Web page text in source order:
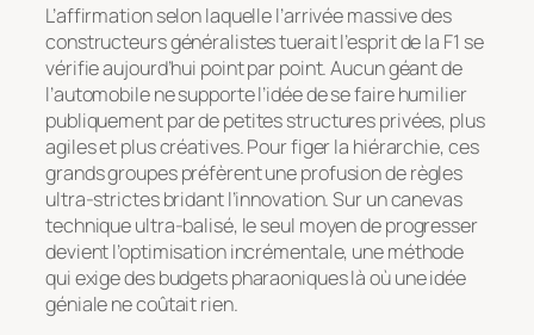
L’affirmation selon laquelle l’arrivée massive des
constructeurs généralistes tuerait l’esprit de la F1 se
vérifie aujourd’hui point par point. Aucun géant de
l’automobile ne supporte l’idée de se faire humilier
publiquement par de petites structures privées, plus
agiles et plus créatives. Pour figer la hiérarchie, ces
grands groupes préfèrent une profusion de règles
ultra-strictes bridant l’innovation. Sur un canevas
technique ultra-balisé, le seul moyen de progresser
devient l’optimisation incrémentale, une méthode
qui exige des budgets pharaoniques là où une idée
géniale ne coûtait rien.